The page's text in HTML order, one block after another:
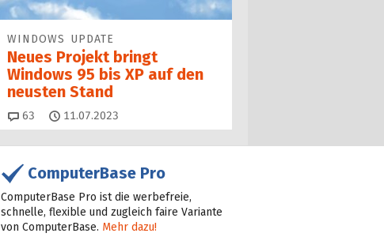
WINDOWS UPDATE
Neues Projekt bringt
Windows 95 bis XP auf den
neusten Stand
63 Kommentare
11.07.2023
ComputerBase Pro
ComputerBase Pro ist die werbefreie,
schnelle, flexible und zugleich faire Variante
von ComputerBase. Mehr dazu!